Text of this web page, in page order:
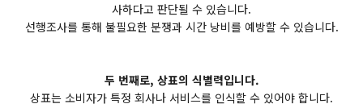
사하다고 판단될 수 있습니다.
선행조사를 통해 불필요한 분쟁과 시간 낭비를 예방할 수 있습니다.
두 번째로, 상표의 식별력입니다.
상표는 소비자가 특정 회사나 서비스를 인식할 수 있어야 합니다.